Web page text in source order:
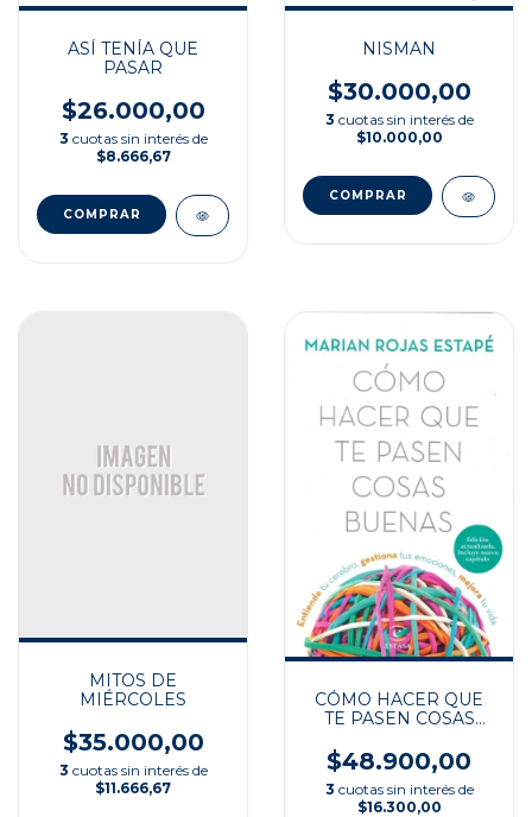
ASÍ TENÍA QUE
PASAR
$26.000,00
3 cuotas sin interés de
$8.666,67
NISMAN
$30.000,00
3 cuotas sin interés de
$10.000,00
MITOS DE
MIÉRCOLES
$35.000,00
3 cuotas sin interés de
$11.666,67
CÓMO HACER QUE
TE PASEN COSAS
$48.900,00
3 cuotas sin interés de
$16.300,00